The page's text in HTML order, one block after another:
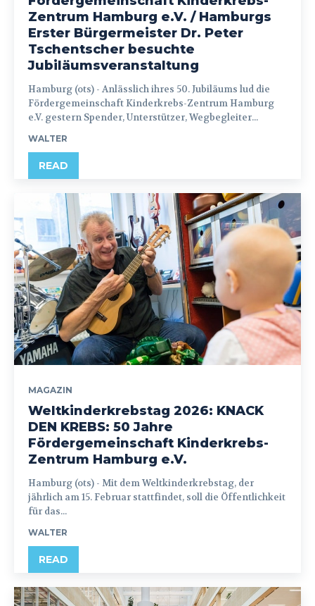
Zentrum Hamburg e.V. / Hamburgs
Erster Bürgermeister Dr. Peter
Tschentscher besuchte
Jubiläumsveranstaltung
Hamburg (ots) - Anlässlich ihres 50. Jubiläums lud die
Fördergemeinschaft Kinderkrebs-Zentrum Hamburg
e.V. gestern Spender, Unterstützer, Wegbegleiter...
WALTER
READ
MAGAZIN
Weltkinderkrebstag 2026: KNACK
DEN KREBS: 50 Jahre
Fördergemeinschaft Kinderkrebs-
Zentrum Hamburg e.V.
Hamburg (ots) - Mit dem Weltkinderkrebstag, der
jährlich am 15. Februar stattfindet, soll die Öffentlichkeit
für das...
WALTER
READ